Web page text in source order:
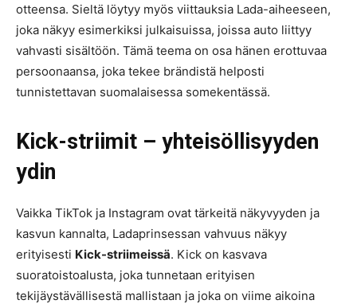
otteensa. Sieltä löytyy myös viittauksia Lada-aiheeseen,
joka näkyy esimerkiksi julkaisuissa, joissa auto liittyy
vahvasti sisältöön. Tämä teema on osa hänen erottuvaa
persoonaansa, joka tekee brändistä helposti
tunnistettavan suomalaisessa somekentässä.
Kick-striimit – yhteisöllisyyden
ydin
Vaikka TikTok ja Instagram ovat tärkeitä näkyvyyden ja
kasvun kannalta, Ladaprinsessan vahvuus näkyy
erityisesti Kick-striimeissä. Kick on kasvava
suoratoistoalusta, joka tunnetaan erityisen
tekijäystävällisestä mallistaan ja joka on viime aikoina